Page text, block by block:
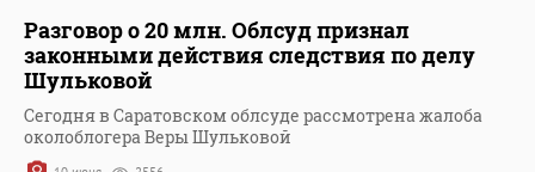
Разговор о 20 млн. Облсуд признал
законными действия следствия по делу
Шульковой
Сегодня в Саратовском облсуде рассмотрена жалоба
околоблогера Веры Шульковой